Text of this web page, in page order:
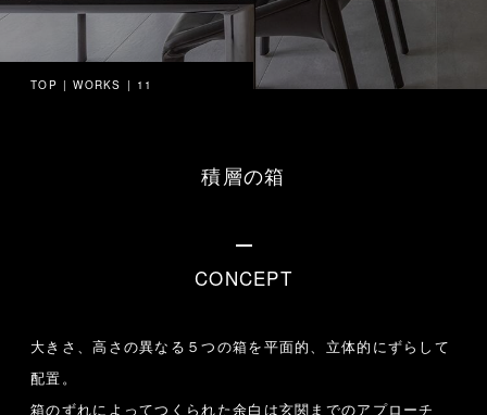
TOP WORKS 11
積層の箱
CONCEPT
大きさ、高さの異なる５つの箱を平面的、立体的にずらして
配置。
箱のずれによってつくられた余白は玄関までのアプローチ